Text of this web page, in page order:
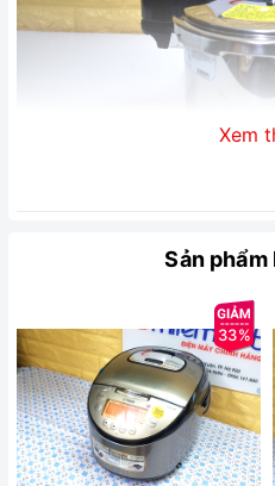
- Sử dụng để hầm thịt, hầm
- Thân nồi bằng hợp Inox siêu
- Đáy nồi Inox 3 lớpgiúp hấp
nhiên liệu.
- Đun được trên bếp từ.
Xem
Sản
33%